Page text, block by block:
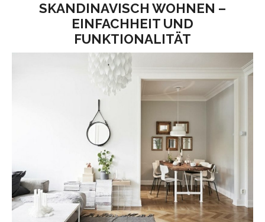
SKANDINAVISCH WOHNEN –
EINFACHHEIT UND
FUNKTIONALITÄT